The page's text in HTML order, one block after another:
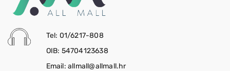
Tel: 01/6217-808
OIB: 54704123638
Email: allmall@allmall.hr